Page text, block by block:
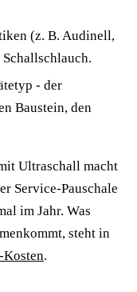
(z. B. Audinell,
- der
Baustein, den
Ultraschall macht
Service-Pauschale
im Jahr. Was
steht in
Kosten.